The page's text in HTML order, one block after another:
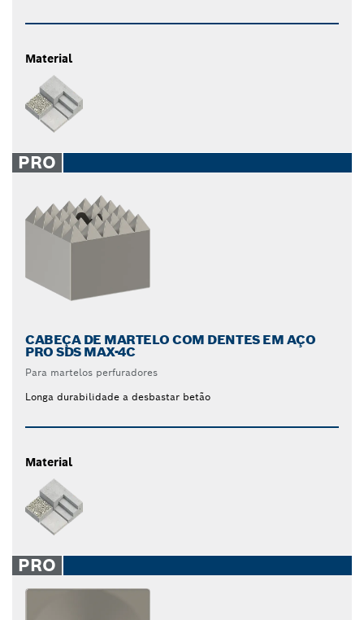
Material
PRO
CABEÇA DE MARTELO COM DENTES EM AÇO
PRO SDS MAX-4C
Para martelos perfuradores
Longa durabilidade a desbastar betão
Material
PRO